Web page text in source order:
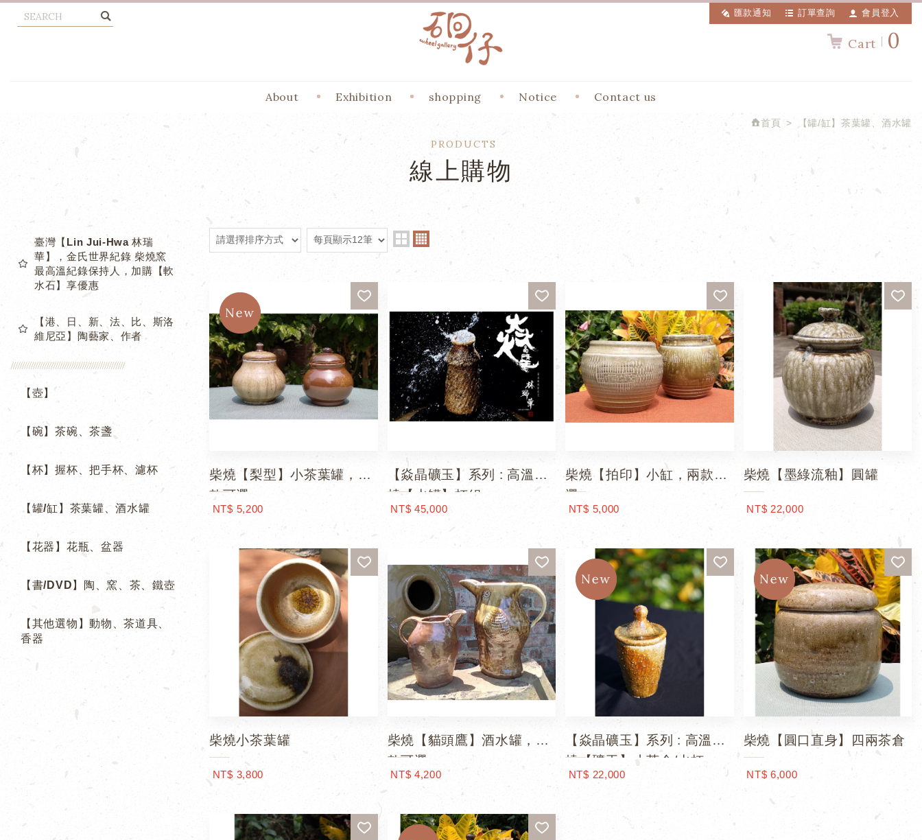
匯款通知 訂單查詢 會員登入
Cart 0
About Exhibition shopping Notice Contact us
首頁 【罐/缸】茶葉罐、酒水罐
PRODUCTS
線上購物
臺灣【Lin Jui-Hwa 林瑞
華】，金氏世界紀錄 柴燒窯
最高溫紀錄保持人，加購【軟
水石】享優惠
【港、日、新、法、比、斯洛
維尼亞】陶藝家、作者
【壺】
【碗】茶碗、茶盞
【杯】握杯、把手杯、濾杯
【罐/缸】茶葉罐、酒水罐
【花器】花瓶、盆器
【書/DVD】陶、窯、茶、鐵壺
【其他選物】動物、茶道具、
香器
柴燒【梨型】小茶葉罐，兩
款可選
NT$ 5,200
【焱晶礦玉】系列 : 高溫柴
燒【水罐】杯組
NT$ 45,000
柴燒【拍印】小缸，兩款可
選
NT$ 5,000
柴燒【墨綠流釉】圓罐
NT$ 22,000
柴燒小茶葉罐
NT$ 3,800
柴燒【貓頭鷹】酒水罐，兩
款可選
NT$ 4,200
【焱晶礦玉】系列 : 高溫柴
燒【礦玉】小茶倉/水杯
NT$ 22,000
柴燒【圓口直身】四兩茶倉
NT$ 6,000